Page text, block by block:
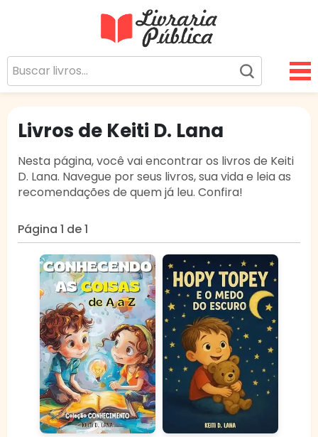
Sua Biblioteca Virtual Gratuita
Livros de Keiti D. Lana
Nesta página, você vai encontrar os livros de Keiti
D. Lana. Navegue por seus livros, sua vida e leia as
recomendações de quem já leu. Confira!
Página 1 de 1